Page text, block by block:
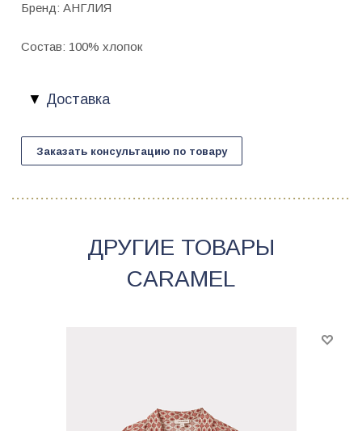
Бренд: АНГЛИЯ
Состав: 100% хлопок
Доставка
Заказать консультацию по товару
ДРУГИЕ ТОВАРЫ
CARAMEL